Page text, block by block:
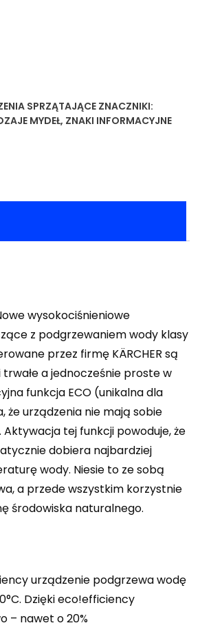
SPRZĄTAJĄCEZNACZNIKI:
MYDEŁ, ZNAKI INFORMACYJNE
wysokociśnieniowe
z podgrzewaniem wody klasy
przez firmę KÄRCHER są
a jednocześnie proste w
funkcja ECO (unikalna dla
że urządzenia nie mają sobie
tej funkcji powoduje, że
dobiera najbardziej
wody. Niesie to ze sobą
a przede wszystkim korzystnie
środowiska naturalnego.
urządzenie podgrzewa wodę
Dzięki eco!efficiency
– nawet o 20%